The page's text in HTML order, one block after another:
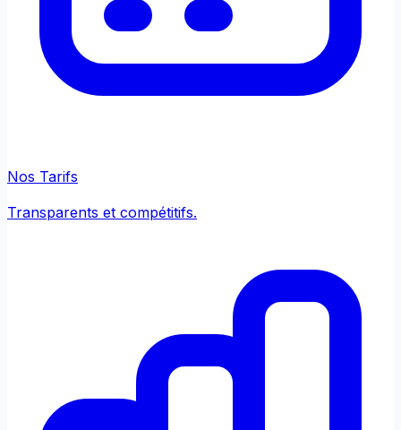
Nos Tarifs
Transparents et compétitifs.